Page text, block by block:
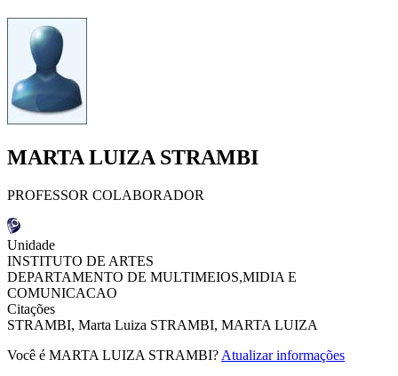
MARTA LUIZA STRAMBI
PROFESSOR COLABORADOR
Unidade
INSTITUTO DE ARTES
DEPARTAMENTO DE MULTIMEIOS,MIDIA E
COMUNICACAO
Citações
STRAMBI, Marta Luiza STRAMBI, MARTA LUIZA
Você é MARTA LUIZA STRAMBI? Atualizar informações